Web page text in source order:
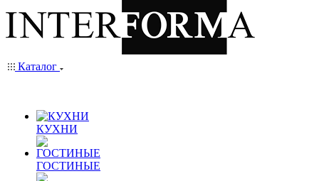
Каталог
КУХНИ
ГОСТИНЫЕ